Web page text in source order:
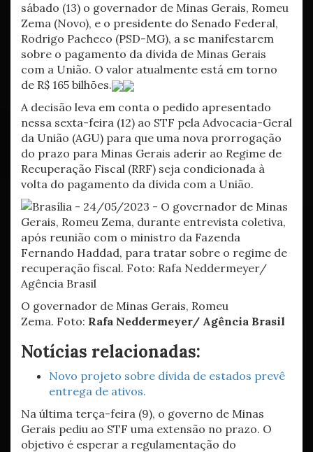
sábado (13) o governador de Minas Gerais, Romeu
Zema (Novo), e o presidente do Senado Federal,
Rodrigo Pacheco (PSD-MG), a se manifestarem
sobre o pagamento da dívida de Minas Gerais
com a União. O valor atualmente está em torno
de R$ 165 bilhões.
A decisão leva em conta o pedido apresentado
nessa sexta-feira (12) ao STF pela Advocacia-Geral
da União (AGU) para que uma nova prorrogação
do prazo para Minas Gerais aderir ao Regime de
Recuperação Fiscal (RRF) seja condicionada à
volta do pagamento da dívida com a União.
O governador de Minas Gerais, Romeu
Zema. Foto: Rafa Neddermeyer/ Agência Brasil
Notícias relacionadas:
Novo projeto sobre dívida de estados prevê
entrega de ativos.
Na última terça-feira (9), o governo de Minas
Gerais pediu ao STF uma extensão no prazo. O
objetivo é esperar a regulamentação do